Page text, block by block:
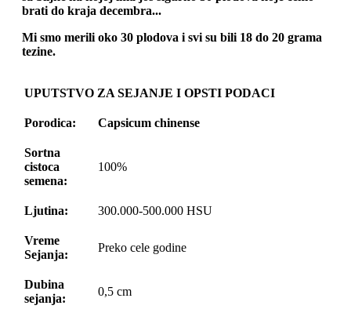
brati do kraja decembra...
Mi smo merili oko 30 plodova i svi su bili 18 do 20 grama
tezine.
UPUTSTVO ZA SEJANJE I OPSTI PODACI
Porodica: Capsicum chinense
Sortna
cistoca
semena:
100%
Ljutina: 300.000-500.000 HSU
Vreme
Sejanja:
Preko cele godine
Dubina
sejanja:
0,5 cm